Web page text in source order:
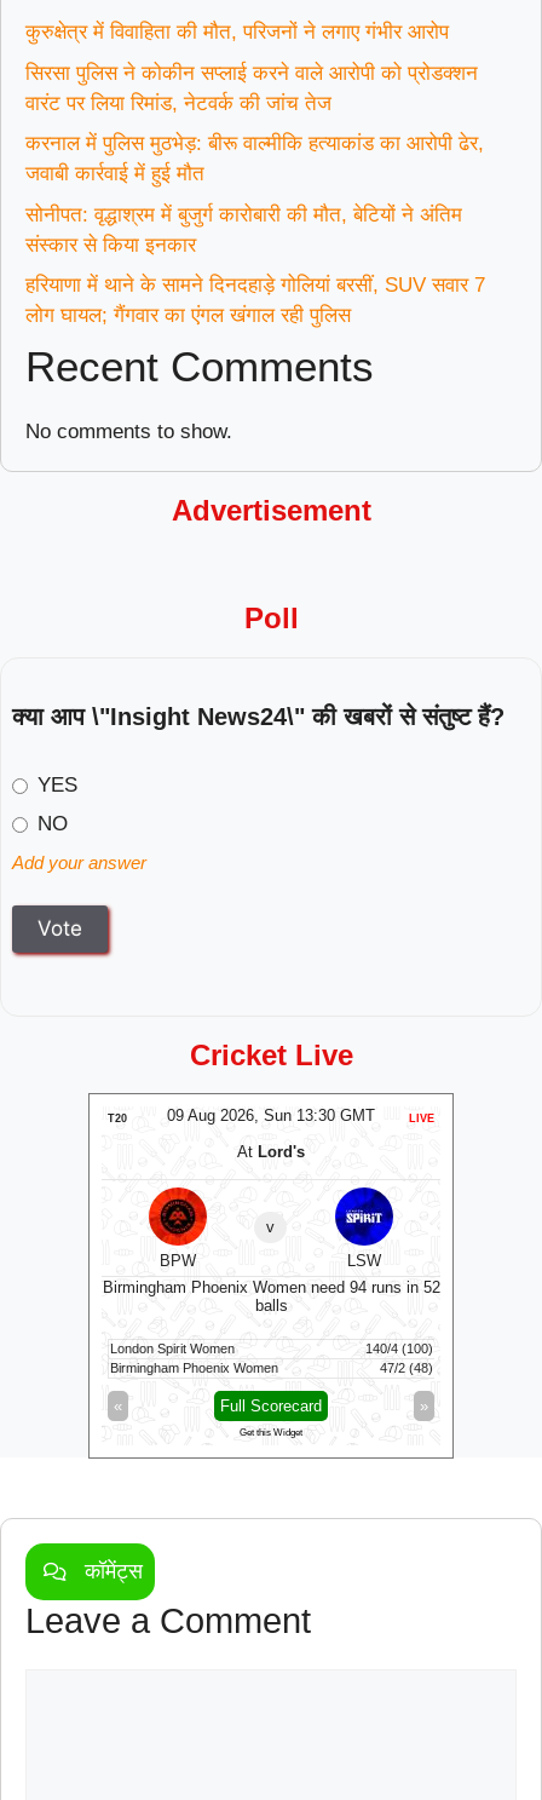
कुरुक्षेत्र में विवाहिता की मौत, परिजनों ने लगाए गंभीर आरोप
सिरसा पुलिस ने कोकीन सप्लाई करने वाले आरोपी को प्रोडक्शन
वारंट पर लिया रिमांड, नेटवर्क की जांच तेज
करनाल में पुलिस मुठभेड़: बीरू वाल्मीकि हत्याकांड का आरोपी ढेर,
जवाबी कार्रवाई में हुई मौत
सोनीपत: वृद्धाश्रम में बुजुर्ग कारोबारी की मौत, बेटियों ने अंतिम
संस्कार से किया इनकार
हरियाणा में थाने के सामने दिनदहाड़े गोलियां बरसीं, SUV सवार 7
लोग घायल; गैंगवार का एंगल खंगाल रही पुलिस
Recent Comments
No comments to show.
Advertisement
Poll
क्या आप \"Insight News24\" की खबरों से संतुष्ट हैं?
YES
NO
Add your answer
Cricket Live
09 Aug 2026, Sun 13:30 GMT
T20 LIVE
At Lord's
BPW
v
LSW
Birmingham Phoenix Women need 94 runs in 52
balls
London Spirit Women
140/4 (100)
Birmingham Phoenix Women
47/2 (48)
« »
Full Scorecard
Get this Widget
कॉमेंट्स
Leave a Comment